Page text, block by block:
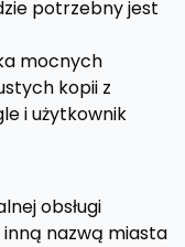
potrzebny jest
mocnych
kopii z
i użytkownik
obsługi
nazwą miasta